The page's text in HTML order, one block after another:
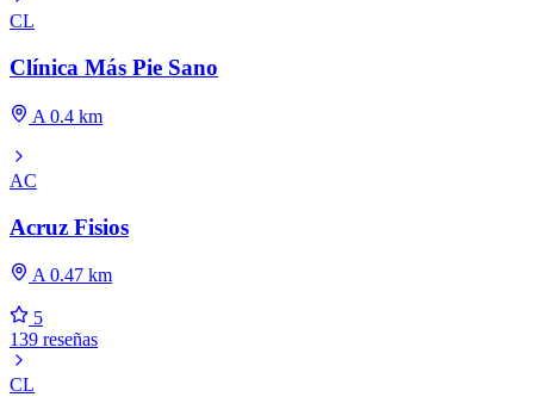
CL
Clínica Más Pie Sano
A 0.4 km
AC
Acruz Fisios
A 0.47 km
5
139 reseñas
CL